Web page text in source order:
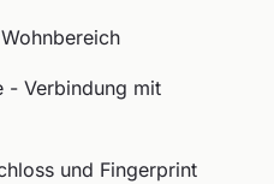
- Verbindung mit
und Fingerprint